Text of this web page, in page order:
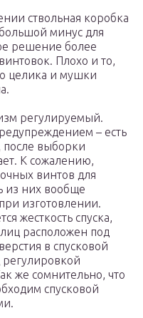
ствольная коробка
минус для
решение более
Плохо и то,
целика и мушки
регулируемый.
– есть
после выборки
К сожалению,
винтов для
из них вообще
изготовлении.
жесткость спуска,
расположен под
в спусковой
регулировкой
же сомнительно, что
спусковой